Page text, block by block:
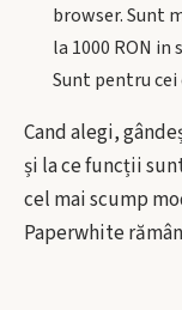
browser. Sunt
la 1000 RON
Sunt pentru
Cand alegi,
și la ce funcții
cel mai scump
Paperwhite